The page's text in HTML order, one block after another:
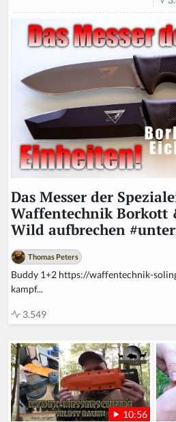
Das Messer der
Waffentechnik Borkott
Wild aufbrechen
Thomas Peters
Buddy 1+2 https://waffentechnik-
kampf...
3.549
10:56